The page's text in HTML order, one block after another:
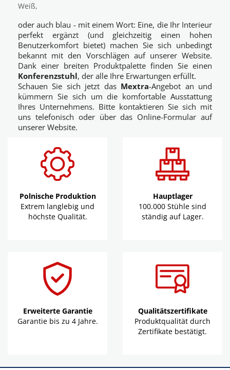
Weiß,
oder auch blau - mit einem Wort: Eine, die Ihr Interieur
perfekt ergänzt (und gleichzeitig einen hohen
Benutzerkomfort bietet) machen Sie sich unbedingt
bekannt mit den Vorschlägen auf unserer Website.
Dank einer breiten Produktpalette finden Sie einen
Konferenzstuhl, der alle Ihre Erwartungen erfüllt.
Schauen Sie sich jetzt das Mextra-Angebot an und
kümmern Sie sich um die komfortable Ausstattung
Ihres Unternehmens. Bitte kontaktieren Sie sich mit
uns telefonisch oder über das Online-Formular auf
unserer Website.
Polnische Produktion
Extrem langlebig und
höchste Qualität.
Hauptlager
100.000 Stühle sind
ständig auf Lager.
Erweiterte Garantie
Garantie bis zu 4 Jahre.
Qualitätszertifikate
Produktqualität durch
Zertifikate bestätigt.